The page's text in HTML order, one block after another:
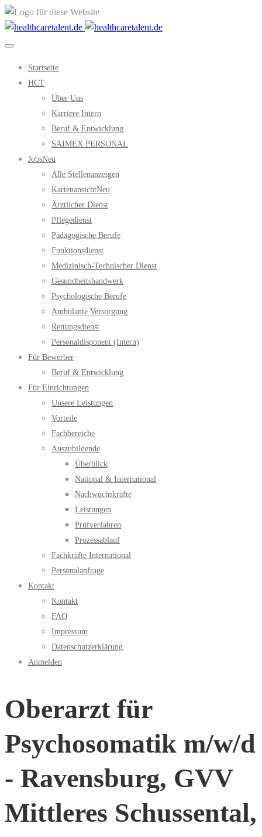
Startseite
HCT
Über Uns
Karriere Intern
Beruf & Entwicklung
SAIMEX PERSONAL
JobsNeu
Alle Stellenanzeigen
KartenansichtNeu
Ärztlicher Dienst
Pflegedienst
Pädagogische Berufe
Funktionsdienst
Medizinisch-Technischer Dienst
Gesundheitshandwerk
Psychologische Berufe
Ambulante Versorgung
Rettungsdienst
Personaldisponent (Intern)
Für Bewerber
Beruf & Entwicklung
Für Einrichtungen
Unsere Leistungen
Vorteile
Fachbereiche
Auszubildende
Überblick
National & International
Nachwuchskräfte
Leistungen
Prüfverfahren
Prozessablauf
Fachkräfte International
Personalanfrage
Kontakt
Kontakt
FAQ
Impressum
Datenschutzerklärung
Anmelden
Oberarzt für
Psychosomatik m/w/d
- Ravensburg, GVV
Mittleres Schussental,